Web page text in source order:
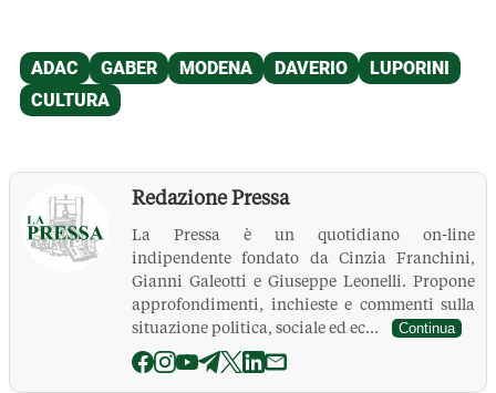
Redazione Pressa
La Pressa è un quotidiano on-line
indipendente fondato da Cinzia Franchini,
Gianni Galeotti e Giuseppe Leonelli. Propone
approfondimenti, inchieste e commenti sulla
situazione politica, sociale ed ec...
Continua